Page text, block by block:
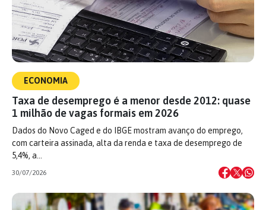
ECONOMIA
Taxa de desemprego é a menor desde 2012: quase
1 milhão de vagas formais em 2026
Dados do Novo Caged e do IBGE mostram avanço do emprego,
com carteira assinada, alta da renda e taxa de desemprego de
5,4%, a…
30/07/2026